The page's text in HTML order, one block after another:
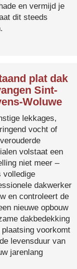
en vermijd je
dit steeds
plat dak
Sint-
Woluwe
lekkages,
vocht of
volstaat een
niet meer –
volledige
dakwerker
en controleert de
nieuwe opbouw
dakbedekking
voorkomt
levensduur van
jarenlang